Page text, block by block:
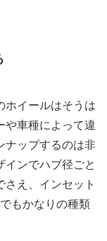
ホイールはそうは
や車種によって違
ナップするのは非
インでハブ径ごと
え、インセット
もかなりの種類